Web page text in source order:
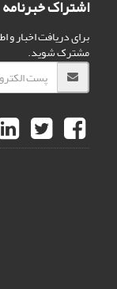
اشتراک خبرنامه
برای دریافت اخبار و
مشترک شوید.